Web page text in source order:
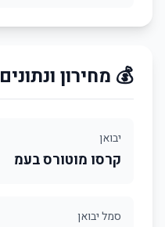
💰 מחירון ונתונים
יבואן
קרסו מוטורס בעמ
סמל יבואן